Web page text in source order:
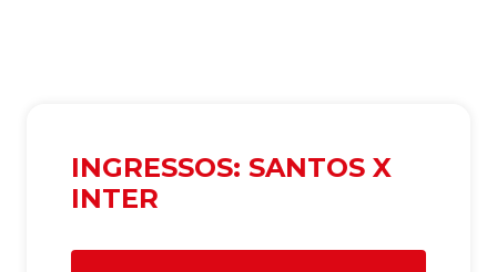
INGRESSOS: SANTOS X
INTER